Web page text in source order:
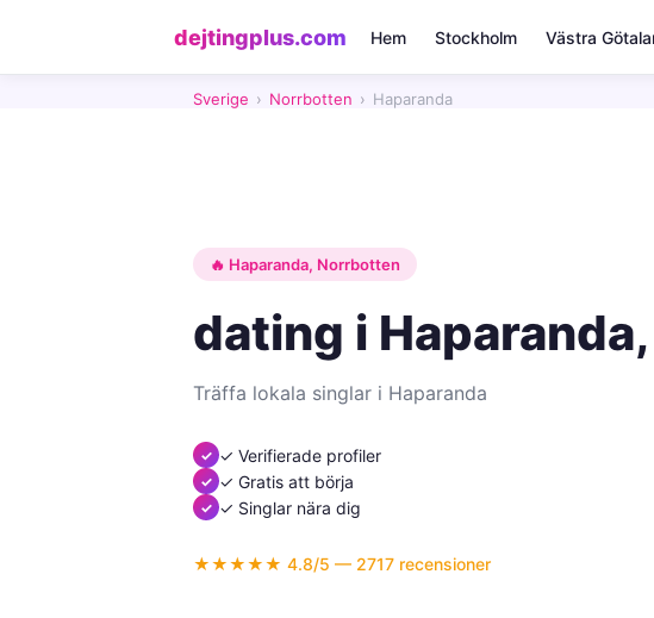
dejtingplus.com Hem Stockholm Västra
Sverige › Norrbotten › Haparanda
🔥 Haparanda, Norrbotten
dating i
Träffa lokala singlar i Haparanda
✓ Verifierade profiler
✓ Gratis att börja
✓ Singlar nära dig
★★★★★ 4.8/5 — 2717 recensioner